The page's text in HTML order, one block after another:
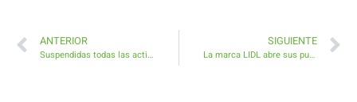
ANTERIOR
Suspendidas todas las actividades deportivas municipales
SIGUIENTE
La marca LIDL abre sus puertas en Costa Antigua